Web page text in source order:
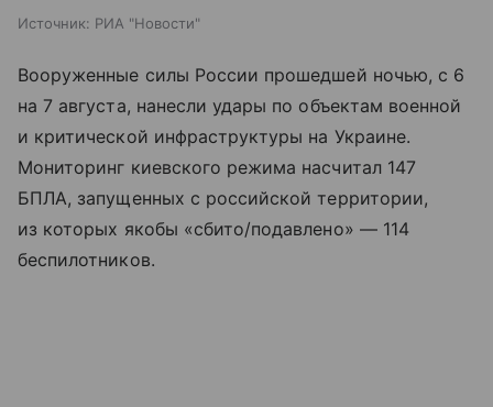
Источник: РИА "Новости"
Вооруженные силы России прошедшей ночью, с 6
на 7 августа, нанесли удары по объектам военной
и критической инфраструктуры на Украине.
Мониторинг киевского режима насчитал 147
БПЛА, запущенных с российской территории,
из которых якобы «сбито/подавлено» — 114
беспилотников.